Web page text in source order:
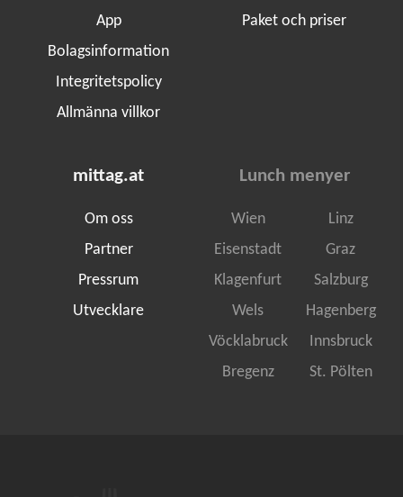
App
Bolagsinformation
Integritetspolicy
Allmänna villkor
Paket och priser
mittag.at
Om oss
Partner
Pressrum
Utvecklare
Lunch menyer
Wien
Linz
Eisenstadt
Graz
Klagenfurt
Salzburg
Wels
Hagenberg
Vöcklabruck
Innsbruck
Bregenz
St. Pölten